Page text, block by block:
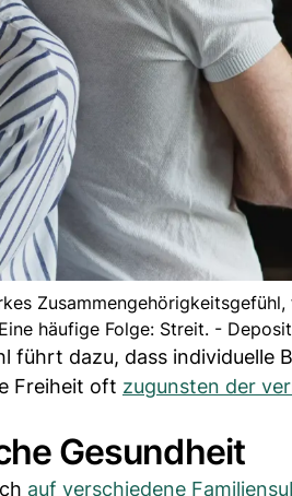
häufige Folge: Streit. -
führt dazu, dass individuelle
Freiheit oft zugunsten der
Gesundheit
auf verschiedene